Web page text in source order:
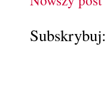
Subskrybuj: